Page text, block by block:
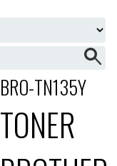
BRO-TN135Y
TONER